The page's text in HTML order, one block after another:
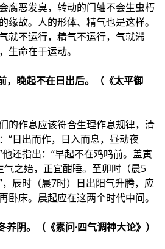
恶发臭，转动的门轴不会生虫朽
缘故。人的形体、精气也是这样。
就不运行，精气不运行，气就滞
生命在于运动。
，晚起不在日出后。（《太平御
作息应该符合生理作息规律，清
“日出而作，日入而息，昼动夜
还指出：“早起不在鸡鸣前。盖寅
之始，正宜酣睡。至卯时（晨5
辰时（晨7时）日出阳气升腾，应
卧床。晨起应在这两个时代中间。
阴。（《素问·四气调神大论》）